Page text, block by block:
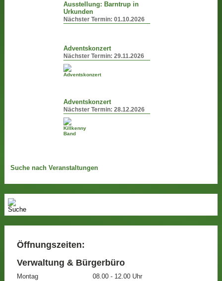
Ausstellung: Barntrup in
Urkunden
Nächster Termin:01.10.2026
Adventskonzert
Nächster Termin:29.11.2026
Adventskonzert
Nächster Termin:28.12.2026
Suche nach Veranstaltungen
Öffnungszeiten:
Verwaltung & Bürgerbüro
Montag
08.00 - 12.00 Uhr